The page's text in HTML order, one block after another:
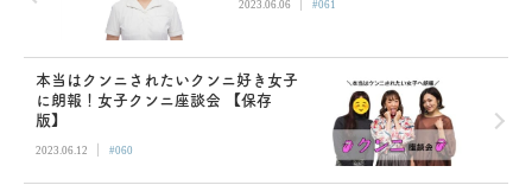
2023.06.06 #061
本当はクンニされたいクンニ好き女子
に朗報！女子クンニ座談会 【保存
版】
2023.06.12 | #060